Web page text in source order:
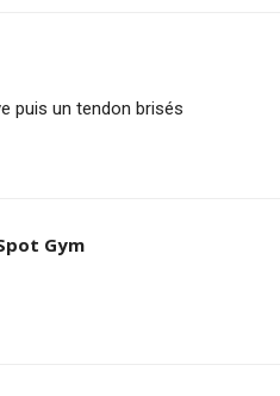
puis un tendon brisés
Gym